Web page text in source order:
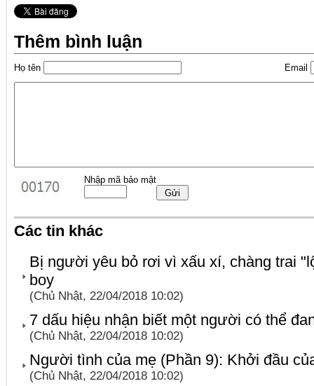
Thêm bình luận
Họ tên Email
Nhập mã bảo mật
Các tin khác
Bị người yêu bỏ rơi vì xấu xí, chàng trai
boy
(Chủ Nhật, 22/04/2018 10:02)
7 dấu hiệu nhận biết một người có thể
(Chủ Nhật, 22/04/2018 10:02)
Người tình của mẹ (Phần 9): Khởi đầu
(Chủ Nhật, 22/04/2018 10:02)